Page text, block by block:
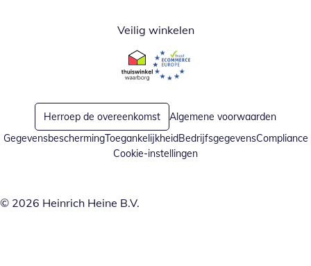
Veilig winkelen
Opent in nieuw venster
Opent in nieuw venster
Herroep de overeenkomst
Algemene voorwaarden
GegevensbeschermingToegankelijkheidBedrijfsgegevensCompliance
Cookie-instellingen
© 2026 Heinrich Heine B.V.